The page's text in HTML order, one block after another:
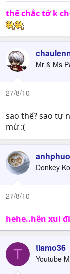
thế chắc tớ k
Mr & Ms
27/8/10
sao thế? sao tự
mừ :(
Donkey
27/8/10
hehe..hên xui
T tiamo36
Youtube